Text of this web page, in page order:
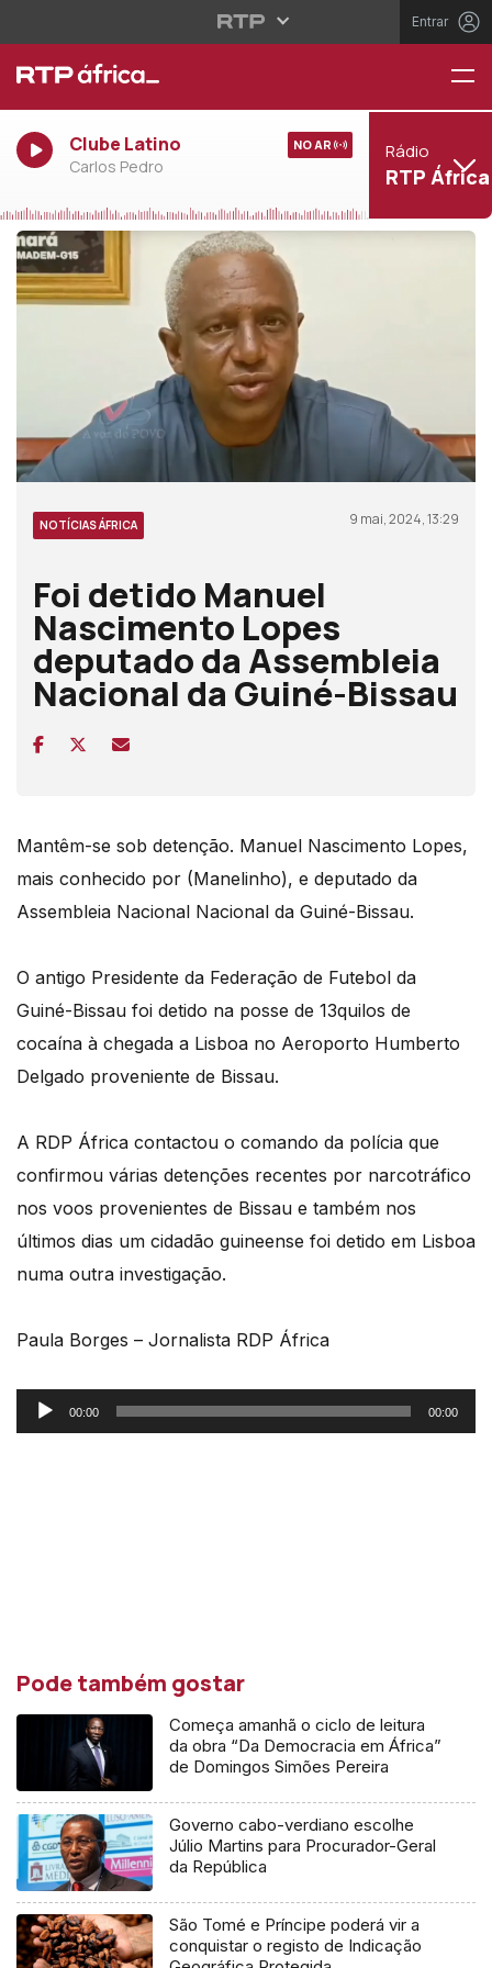
Entrar
Clube Latino
Carlos Pedro
NO AR Rádio
RTP África
NOTÍCIAS ÁFRICA 9 mai, 2024, 13:29
Foi detido Manuel
Nascimento Lopes
deputado da Assembleia
Nacional da Guiné-Bissau
Mantêm-se sob detenção. Manuel Nascimento Lopes,
mais conhecido por (Manelinho), e deputado da
Assembleia Nacional Nacional da Guiné-Bissau.
O antigo Presidente da Federação de Futebol da
Guiné-Bissau foi detido na posse de 13quilos de
cocaína à chegada a Lisboa no Aeroporto Humberto
Delgado proveniente de Bissau.
A RDP África contactou o comando da polícia que
confirmou várias detenções recentes por narcotráfico
nos voos provenientes de Bissau e também nos
últimos dias um cidadão guineense foi detido em Lisboa
numa outra investigação.
Paula Borges – Jornalista RDP África
Reprodutor
de
00:00 00:00
Pode também gostar
Começa amanhã o ciclo de leitura
da obra “Da Democracia em África”
de Domingos Simões Pereira
Governo cabo-verdiano escolhe
Júlio Martins para Procurador-Geral
da República
São Tomé e Príncipe poderá vir a
conquistar o registo de Indicação